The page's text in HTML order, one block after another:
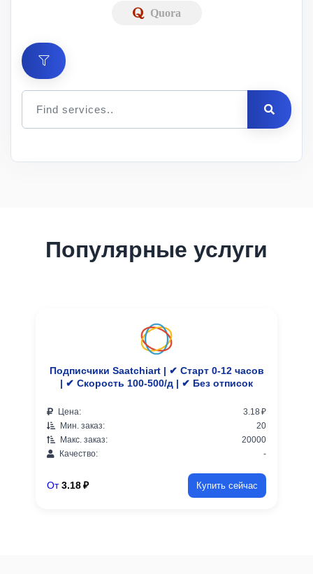
Quora
Популярные услуги
Подписчики Saatchiart | ✔ Старт 0-12 часов
| ✔ Скорость 100-500/д | ✔ Без отписок
Цена:
3.18 ₽
Мин. заказ:
20
Макс. заказ:
20000
Качество:
-
От 3.18 ₽ Купить сейчас